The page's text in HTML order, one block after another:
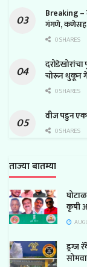
Breaking –
गंगणे, कणेसह
0 SHARES
चोरून थुकून
0 SHARES
वीज पडुन एक
0 SHARES
ताज्या बातम्या
कृषी
ड्रग्ज